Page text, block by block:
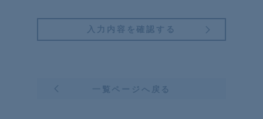
一覧ページへ戻る